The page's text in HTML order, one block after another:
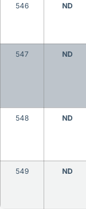
546 ND
547 ND
548 ND
549 ND